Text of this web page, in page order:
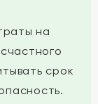
на
срок